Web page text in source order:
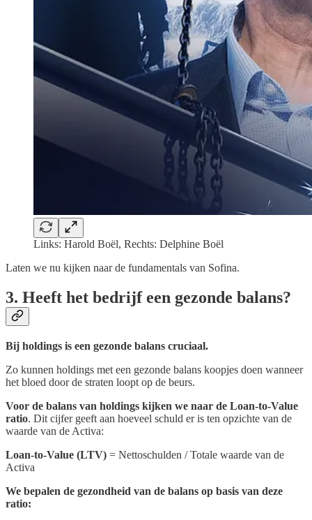
Links: Harold Boël, Rechts: Delphine Boël
Laten we nu kijken naar de fundamentals van Sofina.
3. Heeft het bedrijf een gezonde balans?
Bij holdings is een gezonde balans cruciaal.
Zo kunnen holdings met een gezonde balans koopjes doen wanneer
het bloed door de straten loopt op de beurs.
Voor de balans van holdings kijken we naar de Loan-to-Value
ratio. Dit cijfer geeft aan hoeveel schuld er is ten opzichte van de
waarde van de Activa:
Loan-to-Value (LTV) = Nettoschulden / Totale waarde van de
Activa
We bepalen de gezondheid van de balans op basis van deze
ratio: